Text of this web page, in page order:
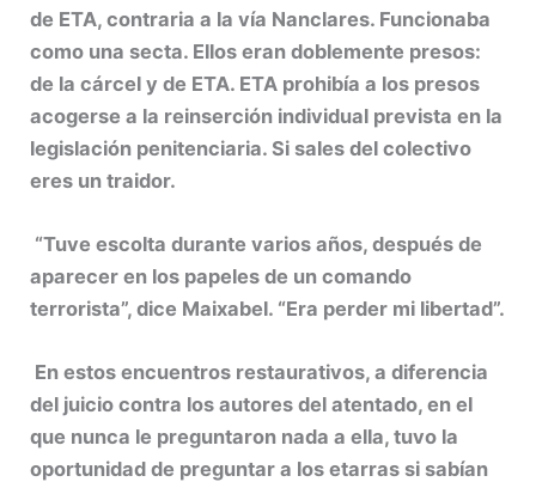
de ETA, contraria a la vía Nanclares. Funcionaba
como una secta. Ellos eran doblemente presos:
de la cárcel y de ETA. ETA prohibía a los presos
acogerse a la reinserción individual prevista en la
legislación penitenciaria. Si sales del colectivo
eres un traidor.
“Tuve escolta durante varios años, después de
aparecer en los papeles de un comando
terrorista”, dice Maixabel. “Era perder mi libertad”.
En estos encuentros restaurativos, a diferencia
del juicio contra los autores del atentado, en el
que nunca le preguntaron nada a ella, tuvo la
oportunidad de preguntar a los etarras si sabían